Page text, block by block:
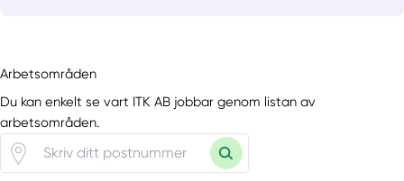
Arbetsområden
Du kan enkelt se vart ITK AB jobbar genom listan av
arbetsområden.